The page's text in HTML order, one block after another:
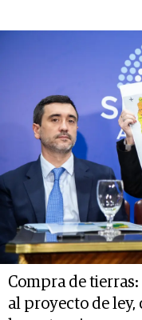
Compra de
al proyecto de